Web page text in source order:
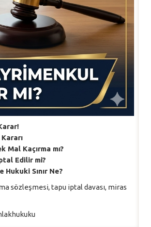
Kaçırma mı?
Edilir mi?
Sınır Ne?
sözleşmesi, tapu iptal davası, miras